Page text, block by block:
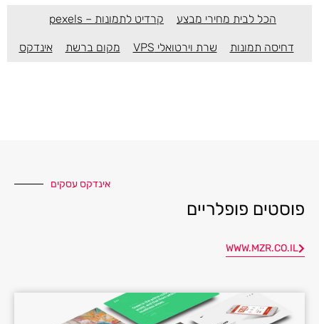
הכל לבית מחירי מבצע קרדיט לתמונות – pexels
דחיסה תמונות שרת וירטואלי VPS מקום ברשת אינדקס
אינדקס עסקים
פוסטים פופלריים
WWW.MZR.CO.IL